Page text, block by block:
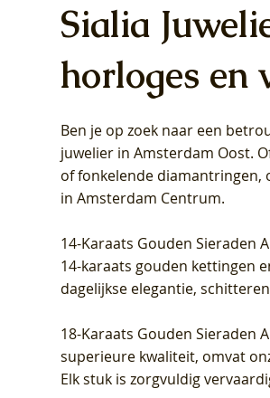
Blush Lab Diamonds
LG9006Y/S - Geelgoud (14k)
grown Diamant
Blush Lab Diamonds Collier
– Geelgoud (14k) met Lab
Diamant
Blush Lab Diamonds Ring
Geelgoud (14k) met Lab
Diamant
Sialia
horloges en
Ben je op zoek naar een
juwelier in Amsterdam Oost.
of fonkelende diamantringen,
in Amsterdam Centrum.
14-Karaats Gouden Sieraden
14-karaats gouden kettingen
dagelijkse elegantie,
18-Karaats Gouden Sieraden
superieure kwaliteit, omvat
Elk stuk is zorgvuldig